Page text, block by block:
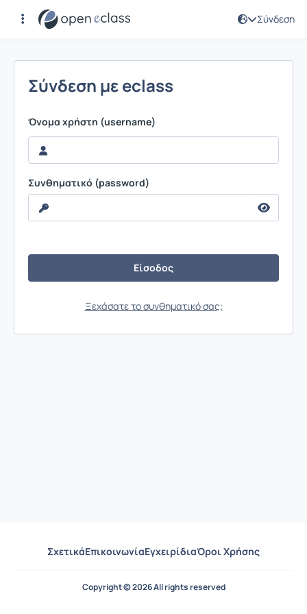
Σύνδεση
Σύνδεση
Σύνδεση με eclass
Όνομα χρήστη (username)
Συνθηματικό (password)
Ξεχάσατε το συνθηματικό σας;
ΣχετικάΕπικοινωνίαΕγχειρίδιαΌροι Χρήσης
Copyright © 2026 All rights reserved